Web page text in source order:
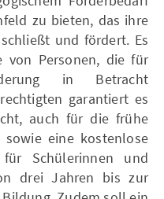
zu bieten, das ihre
und fördert. Es
von Personen, die für
in Betracht
garantiert es
auch für die frühe
eine kostenlose
Schülerinnen und
drei Jahren bis zur